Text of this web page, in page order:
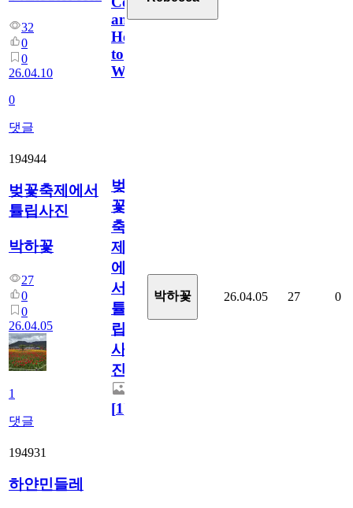
32
0
0
26.04.10
0
댓글
and
How
to
Watch
194944
벚꽃축제에서
튤립사진
박하꽃
27
0
0
26.04.05
1
댓글
벚
꽃
축
제
에
서
튤
립
사
진
[1]
박하꽃 26.04.05 27 0
194931
하얀민들레